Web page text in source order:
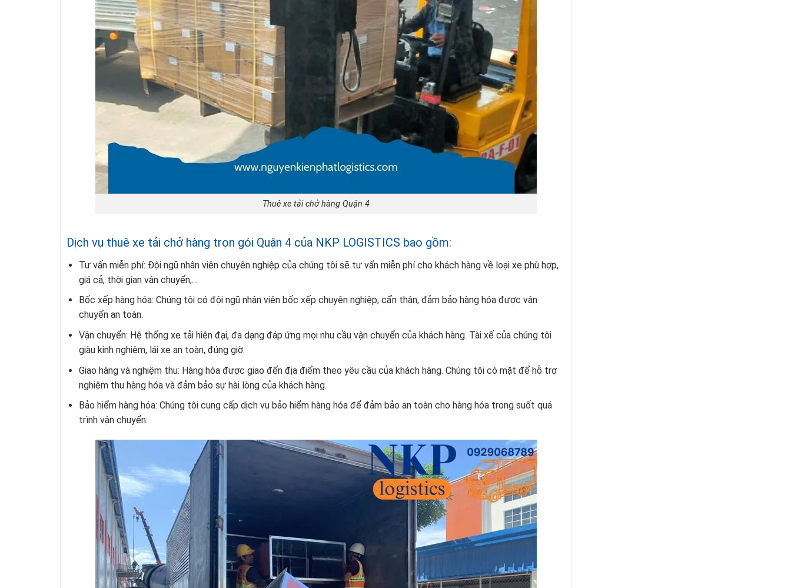
Thuê xe tải chở hàng Quận 4
Dịch vụ thuê xe tải chở hàng trọn gói Quận 4 của NKP LOGISTICS bao gồm:
Tư vấn miễn phí: Đội ngũ nhân viên chuyên nghiệp của chúng tôi sẽ tư vấn miễn phí cho khách hàng về loại xe phù hợp,
giá cả, thời gian vận chuyển,…
Bốc xếp hàng hóa: Chúng tôi có đội ngũ nhân viên bốc xếp chuyên nghiệp, cẩn thận, đảm bảo hàng hóa được vận
chuyển an toàn.
Vận chuyển: Hệ thống xe tải hiện đại, đa dạng đáp ứng mọi nhu cầu vận chuyển của khách hàng. Tài xế của chúng tôi
giàu kinh nghiệm, lái xe an toàn, đúng giờ.
Giao hàng và nghiệm thu: Hàng hóa được giao đến địa điểm theo yêu cầu của khách hàng. Chúng tôi có mặt để hỗ trợ
nghiệm thu hàng hóa và đảm bảo sự hài lòng của khách hàng.
Bảo hiểm hàng hóa: Chúng tôi cung cấp dịch vụ bảo hiểm hàng hóa để đảm bảo an toàn cho hàng hóa trong suốt quá
trình vận chuyển.